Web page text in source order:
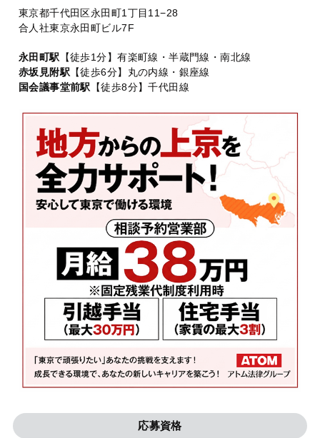
東京都千代田区永田町1丁目11−28
合人社東京永田町ビル7F
永田町駅 【徒歩1分】有楽町線・半蔵門線・南北線
赤坂見附駅 【徒歩6分】丸の内線・銀座線
国会議事堂前駅
【徒歩8分】千代田線
応募資格